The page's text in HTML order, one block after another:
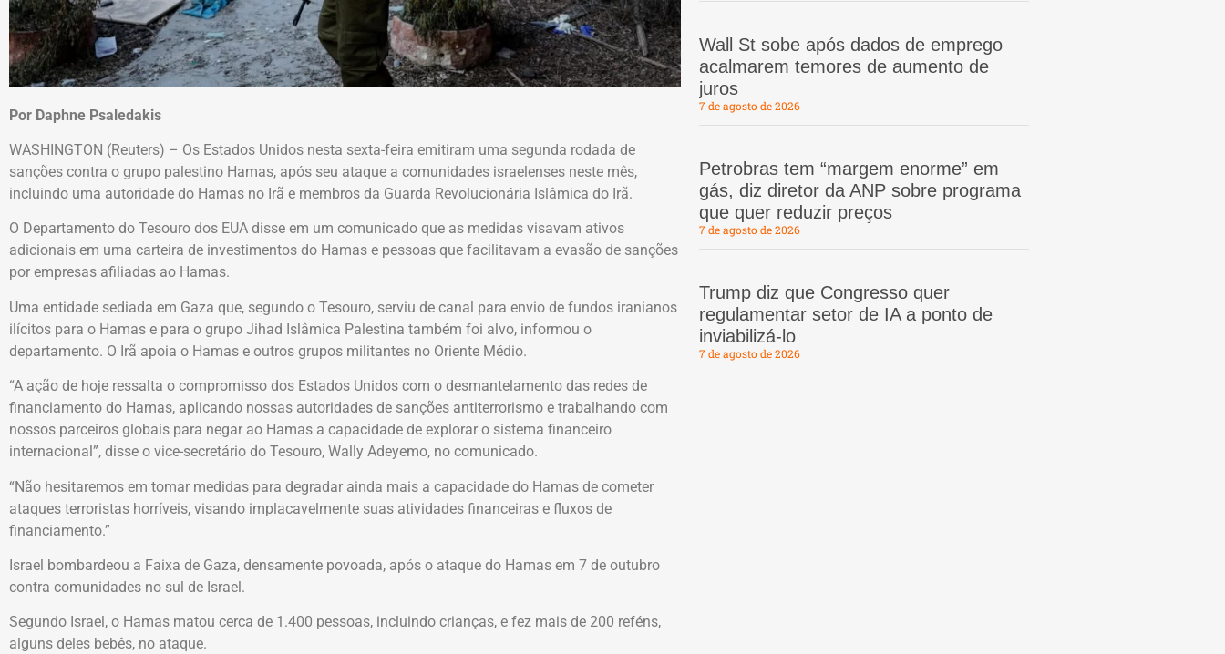
Por Daphne Psaledakis
WASHINGTON (Reuters) – Os Estados Unidos nesta sexta-feira emitiram uma segunda rodada de
sanções contra o grupo palestino Hamas, após seu ataque a comunidades israelenses neste mês,
incluindo uma autoridade do Hamas no Irã e membros da Guarda Revolucionária Islâmica do Irã.
O Departamento do Tesouro dos EUA disse em um comunicado que as medidas visavam ativos
adicionais em uma carteira de investimentos do Hamas e pessoas que facilitavam a evasão de sanções
por empresas afiliadas ao Hamas.
Uma entidade sediada em Gaza que, segundo o Tesouro, serviu de canal para envio de fundos iranianos
ilícitos para o Hamas e para o grupo Jihad Islâmica Palestina também foi alvo, informou o
departamento. O Irã apoia o Hamas e outros grupos militantes no Oriente Médio.
“A ação de hoje ressalta o compromisso dos Estados Unidos com o desmantelamento das redes de
financiamento do Hamas, aplicando nossas autoridades de sanções antiterrorismo e trabalhando com
nossos parceiros globais para negar ao Hamas a capacidade de explorar o sistema financeiro
internacional”, disse o vice-secretário do Tesouro, Wally Adeyemo, no comunicado.
“Não hesitaremos em tomar medidas para degradar ainda mais a capacidade do Hamas de cometer
ataques terroristas horríveis, visando implacavelmente suas atividades financeiras e fluxos de
financiamento.”
Israel bombardeou a Faixa de Gaza, densamente povoada, após o ataque do Hamas em 7 de outubro
contra comunidades no sul de Israel.
Segundo Israel, o Hamas matou cerca de 1.400 pessoas, incluindo crianças, e fez mais de 200 reféns,
alguns deles bebês, no ataque.
Wall St sobe após dados de emprego
acalmarem temores de aumento de
juros
7 de agosto de 2026
Petrobras tem “margem enorme” em
gás, diz diretor da ANP sobre programa
que quer reduzir preços
7 de agosto de 2026
Trump diz que Congresso quer
regulamentar setor de IA a ponto de
inviabilizá-lo
7 de agosto de 2026